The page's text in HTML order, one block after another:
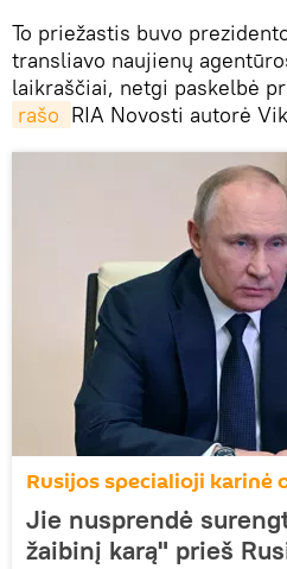
To priežastis buvo
transliavo naujienų
laikraščiai, netgi paskelbė
rašo RIA Novosti autorė
Rusijos specialioji karinė
Jie nusprendė
žaibinį karą" prieš